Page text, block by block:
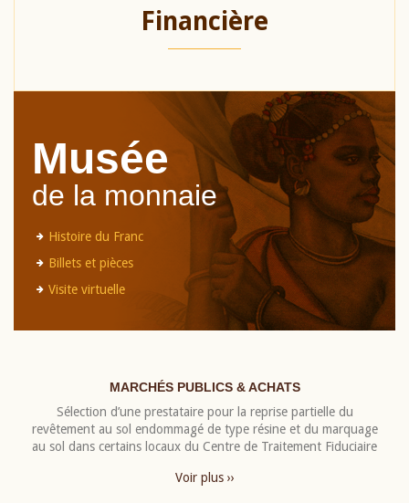
Financière
Musée
de la monnaie
Histoire du Franc
Billets et pièces
Visite virtuelle
MARCHÉS PUBLICS & ACHATS
Sélection d’une prestataire pour la reprise partielle du
revêtement au sol endommagé de type résine et du marquage
au sol dans certains locaux du Centre de Traitement Fiduciaire
Voir plus ››